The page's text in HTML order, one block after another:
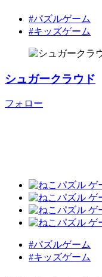
#パズルゲーム
#キッズゲーム
シュガークラウド
フォロー
#パズルゲーム
#キッズゲーム